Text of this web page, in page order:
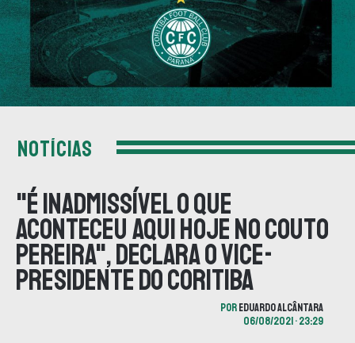
NOTÍCIAS
"É inadmissível o que
aconteceu aqui hoje no Couto
Pereira", declara o vice-
presidente do Coritiba
POREDUARDO ALCÂNTARA
06/08/2021 • 23:29